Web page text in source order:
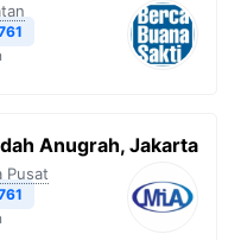
Anugrah, Jakarta
Pusat